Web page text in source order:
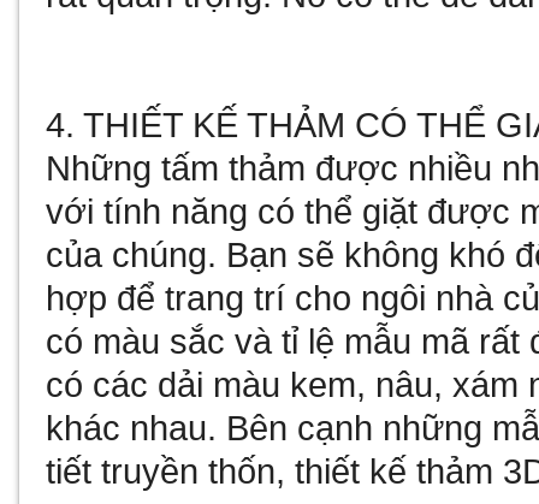
4. THIẾT KẾ THẢM CÓ THỂ
Những tấm thảm được nhiều
với tính năng có thể giặt được
của chúng. Bạn sẽ không khó
hợp để trang trí cho ngôi nhà
có màu sắc và tỉ lệ mẫu mã
có các dải màu kem, nâu, xám
khác nhau. Bên cạnh những
tiết truyền thốn, thiết kế thảm